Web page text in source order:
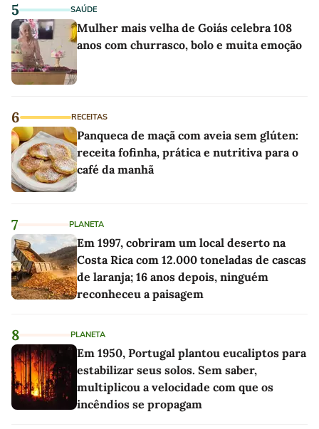
5 SAÚDE
Mulher mais velha de Goiás celebra 108
anos com churrasco, bolo e muita emoção
6 RECEITAS
Panqueca de maçã com aveia sem glúten:
receita fofinha, prática e nutritiva para o
café da manhã
7 PLANETA
Em 1997, cobriram um local deserto na
Costa Rica com 12.000 toneladas de cascas
de laranja; 16 anos depois, ninguém
reconheceu a paisagem
8 PLANETA
Em 1950, Portugal plantou eucaliptos para
estabilizar seus solos. Sem saber,
multiplicou a velocidade com que os
incêndios se propagam